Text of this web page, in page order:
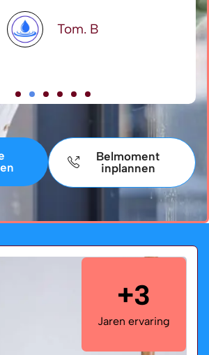
Tom. B
Belmoment
inplannen
+3
Jaren ervaring